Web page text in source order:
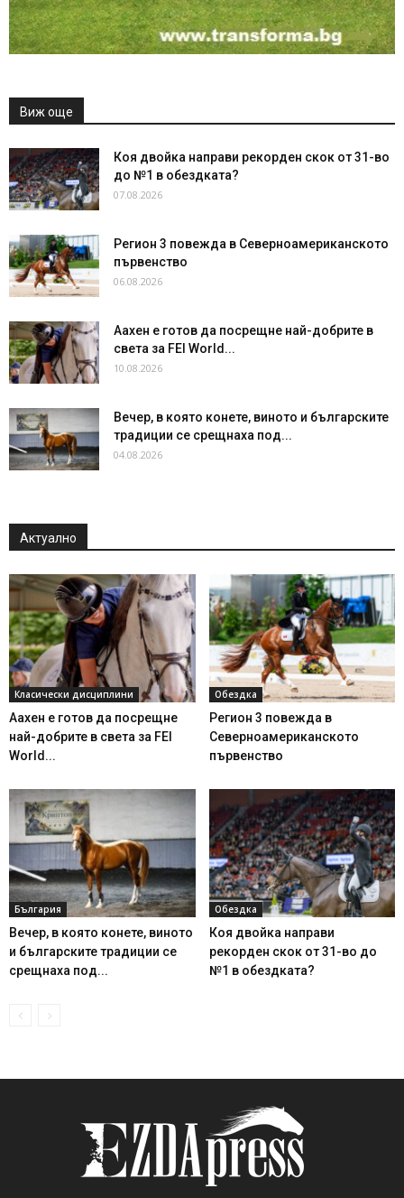
Виж още
Коя двойка направи рекорден скок от 31-во
до №1 в обездката?
07.08.2026
Регион 3 повежда в Северноамериканското
първенство
06.08.2026
Аахен е готов да посрещне най-добрите в
света за FEI World...
10.08.2026
Вечер, в която конете, виното и българските
традиции се срещнаха под...
04.08.2026
Актуално
Класически дисциплини
Аахен е готов да посрещне
най-добрите в света за FEI
World...
Обездка
Регион 3 повежда в
Северноамериканското
първенство
България
Вечер, в която конете, виното
и българските традиции се
срещнаха под...
Обездка
Коя двойка направи
рекорден скок от 31-во до
№1 в обездката?